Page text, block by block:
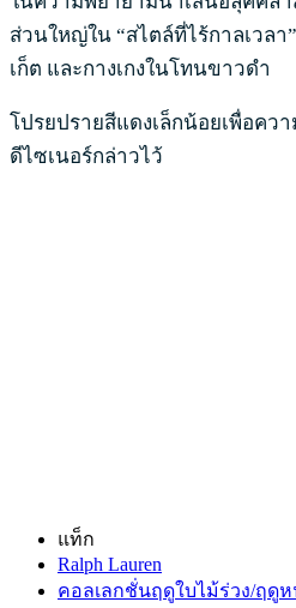
ส่วนใหญ่ใน “สไตล์ที่ไร้กาลเวล
เก็ต และกางเกงในโทนขาวดำ
โปรยปรายสีแดงเล็กน้อยเพื่อคว
ดีไซเนอร์กล่าวไว้
แท็ก
Ralph Lauren
คอลเลกชั่นฤดูใบไม้ร่วง/ฤดูห